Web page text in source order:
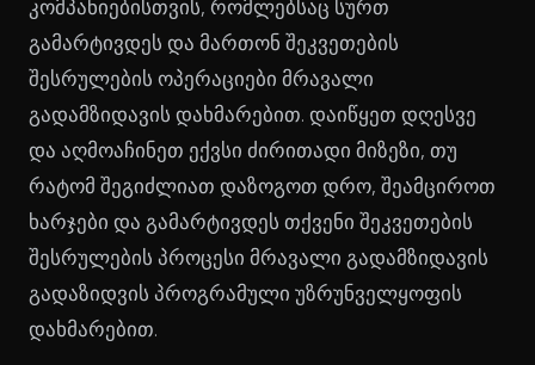
კომპანიებისთვის, რომლებსაც სურთ
გამარტივდეს და მართონ შეკვეთების
შესრულების ოპერაციები მრავალი
გადამზიდავის დახმარებით. დაიწყეთ დღესვე
და აღმოაჩინეთ ექვსი ძირითადი მიზეზი, თუ
რატომ შეგიძლიათ დაზოგოთ დრო, შეამციროთ
ხარჯები და გამარტივდეს თქვენი შეკვეთების
შესრულების პროცესი მრავალი გადამზიდავის
გადაზიდვის პროგრამული უზრუნველყოფის
დახმარებით.